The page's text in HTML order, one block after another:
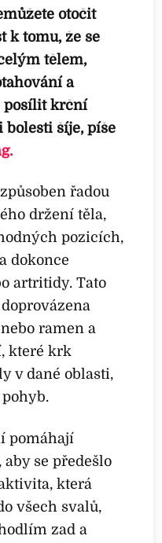
otočit
k tomu, že se
tělem,
a
posílit krční
bolesti šíje, píše
řadou
držení těla,
pozicích,
dokonce
artritidy. Tato
ramen a
které krk
v dané oblasti,
pomáhají
se předešlo
která
všech svalů,
zad a